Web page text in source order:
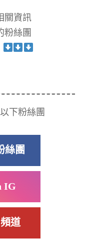
關資訊
粉絲團
下粉絲團
絲團
IG
道